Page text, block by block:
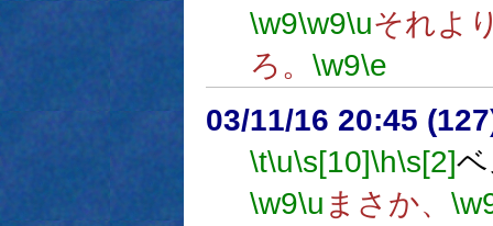
\w9\w9\uそれよ
ろ。 \w9\e
03/11/16 20:45
\t\u\s[10]\h\s[2]
\w9\u まさか、